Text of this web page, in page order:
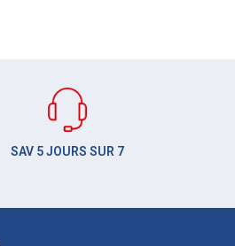
SAV 5 JOURS SUR 7